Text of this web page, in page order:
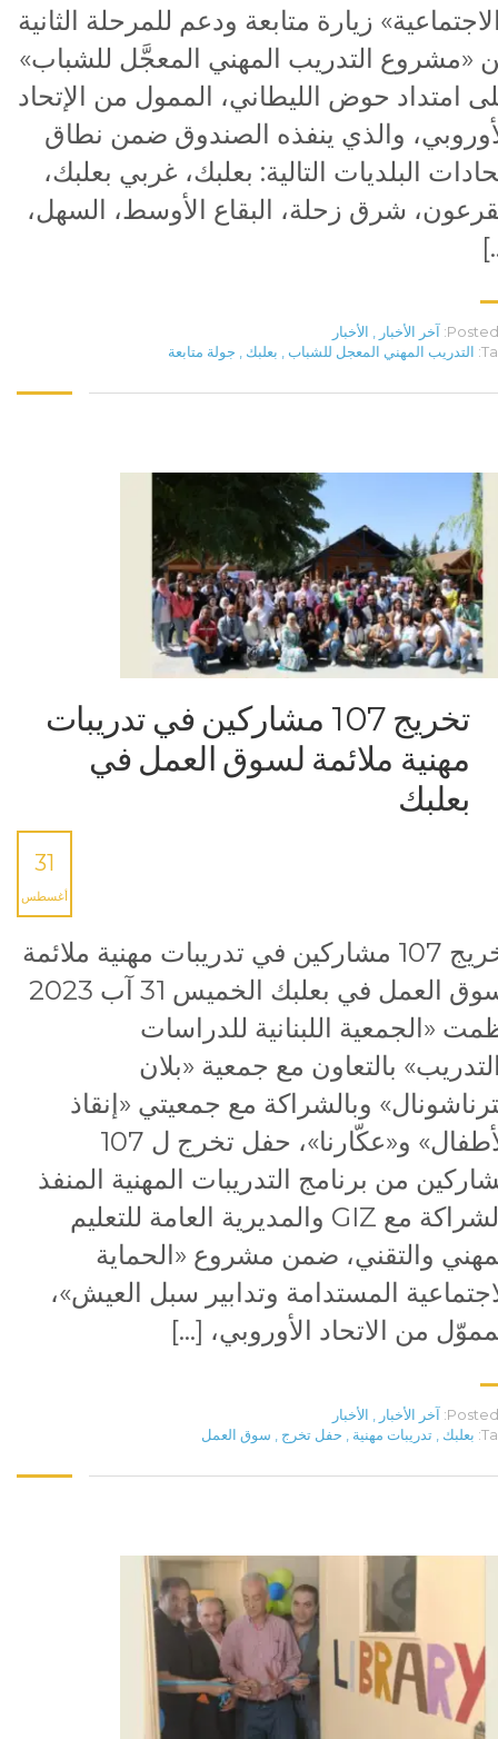
زيارة متابعة ودعم للمرحلة الثانية
«مشروع التدريب المهني المعجَّل للشباب»
امتداد حوض الليطاني، الممول من الإتحاد
والذي ينفذه الصندوق ضمن نطاق
البلديات التالية: بعلبك، غربي بعلبك،
شرق زحلة، البقاع الأوسط، السهل،
Posted آخر الأخبار
الأخبار
التدريب المهني المعجل للشباب بعلبك جولة متابعة
تخريج 107 مشاركين في تدريبات
مهنية ملائمة لسوق العمل في
بعلبك
31
أغسطس
تخريج 107 مشاركين في تدريبات مهنية ملائمة
لسوق العمل في بعلبك الخميس 31 آب 2023
«الجمعية اللبنانية للدراسات
بالتعاون مع جمعية «بلان
وبالشراكة مع جمعيتي «إنقاذ
الأطفال» و«عكّارنا»، حفل تخرج ل 107
من برنامج التدريبات المهنية المنفذ
بالشراكة مع GIZ والمديرية العامة للتعليم
والتقني، ضمن مشروع «الحماية
المستدامة وتدابير سبل العيش»،
من الاتحاد الأوروبي، […]
Posted آخر الأخبار
الأخبار
بعلبك تدريبات مهنية حفل تخرج سوق العمل